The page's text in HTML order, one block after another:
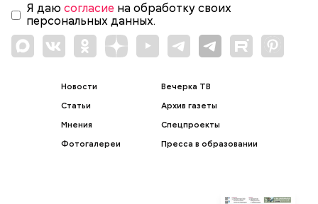
Я даю согласие на обработку своих
персональных данных.
Новости
Статьи
Мнения
Фотогалереи
Вечерка ТВ
Архив газеты
Спецпроекты
Пресса в образовании